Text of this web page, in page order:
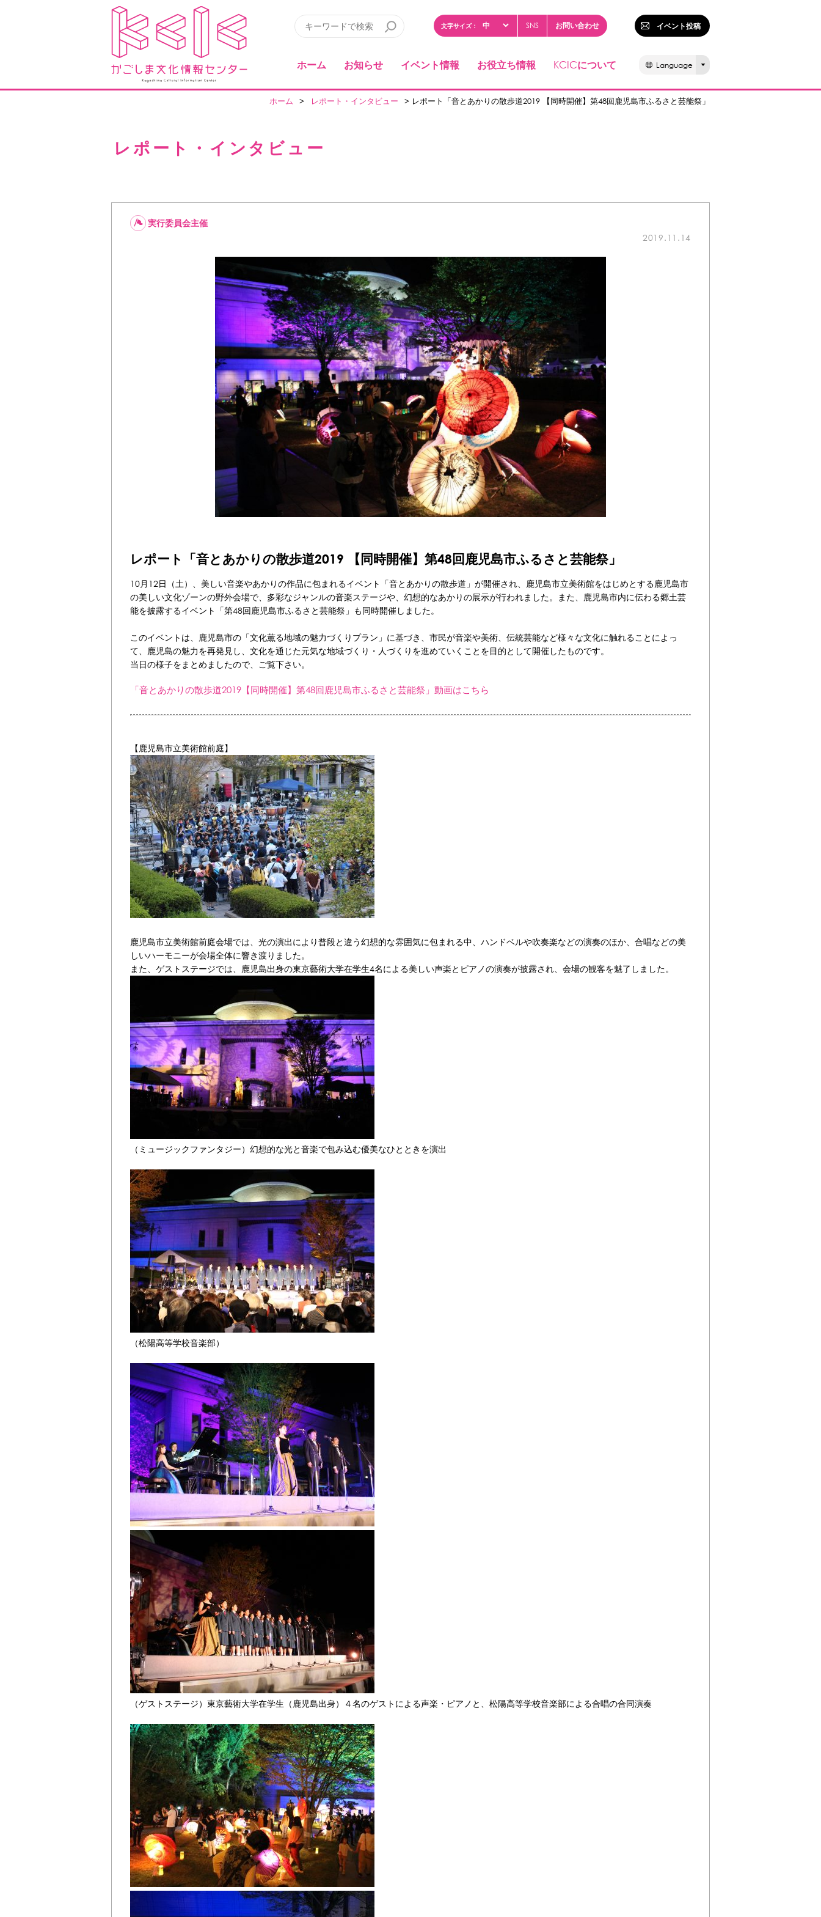
文字サイズ： SNS お問い合わせ イベント投稿
ホーム お知らせ イベント情報 お役立ち情報 KCICについて Language
ホーム > レポート・インタビュー > レポート「音とあかりの散歩道2019 【同時開催】第48回鹿児島市ふるさと芸能祭」
レポート・インタビュー
実行委員会主催
2019.11.14
レポート「音とあかりの散歩道2019 【同時開催】第48回鹿児島市ふるさと芸能祭」
10月12日（土）、美しい音楽やあかりの作品に包まれるイベント「音とあかりの散歩道」が開催され、鹿児島市立美術館をはじめとする鹿児島市
の美しい文化ゾーンの野外会場で、多彩なジャンルの音楽ステージや、幻想的なあかりの展示が行われました。また、鹿児島市内に伝わる郷土芸
能を披露するイベント「第48回鹿児島市ふるさと芸能祭」も同時開催しました。
このイベントは、鹿児島市の「文化薫る地域の魅力づくりプラン」に基づき、市民が音楽や美術、伝統芸能など様々な文化に触れることによっ
て、鹿児島の魅力を再発見し、文化を通じた元気な地域づくり・人づくりを進めていくことを目的として開催したものです。
当日の様子をまとめましたので、ご覧下さい。
「音とあかりの散歩道2019【同時開催】第48回鹿児島市ふるさと芸能祭」動画はこちら
【鹿児島市立美術館前庭】
鹿児島市立美術館前庭会場では、光の演出により普段と違う幻想的な雰囲気に包まれる中、ハンドベルや吹奏楽などの演奏のほか、合唱などの美
しいハーモニーが会場全体に響き渡りました。
また、ゲストステージでは、鹿児島出身の東京藝術大学在学生4名による美しい声楽とピアノの演奏が披露され、会場の観客を魅了しました。
（ミュージックファンタジー）幻想的な光と音楽で包み込む優美なひとときを演出
（松陽高等学校音楽部）
（ゲストステージ）東京藝術大学在学生（鹿児島出身）４名のゲストによる声楽・ピアノと、松陽高等学校音楽部による合唱の合同演奏